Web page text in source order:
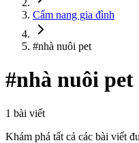
Cẩm nang gia đình
#nhà nuôi pet
#nhà nuôi pet
1 bài viết
Khám phá tất cả các bài viết